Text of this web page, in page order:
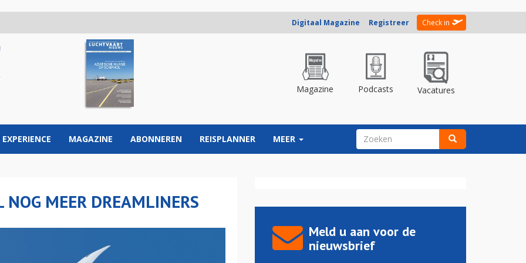
Digitaal Magazine Registreer Check in
Magazine Podcasts Vacatures
EXPERIENCE MAGAZINE ABONNEREN REISPLANNER MEER ZOEKVELD
MEER DREAMLINERS
Meld u aan voor de
nieuwsbrief